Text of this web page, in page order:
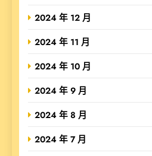
2024 年 12 月
2024 年 11 月
2024 年 10 月
2024 年 9 月
2024 年 8 月
2024 年 7 月